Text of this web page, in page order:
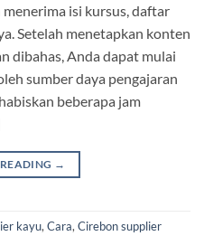
isi kursus, daftar
Setelah menetapkan konten
dibahas, Anda dapat mulai
sumber daya pengajaran
beberapa jam
→
kayu,Cara,Cirebon supplier